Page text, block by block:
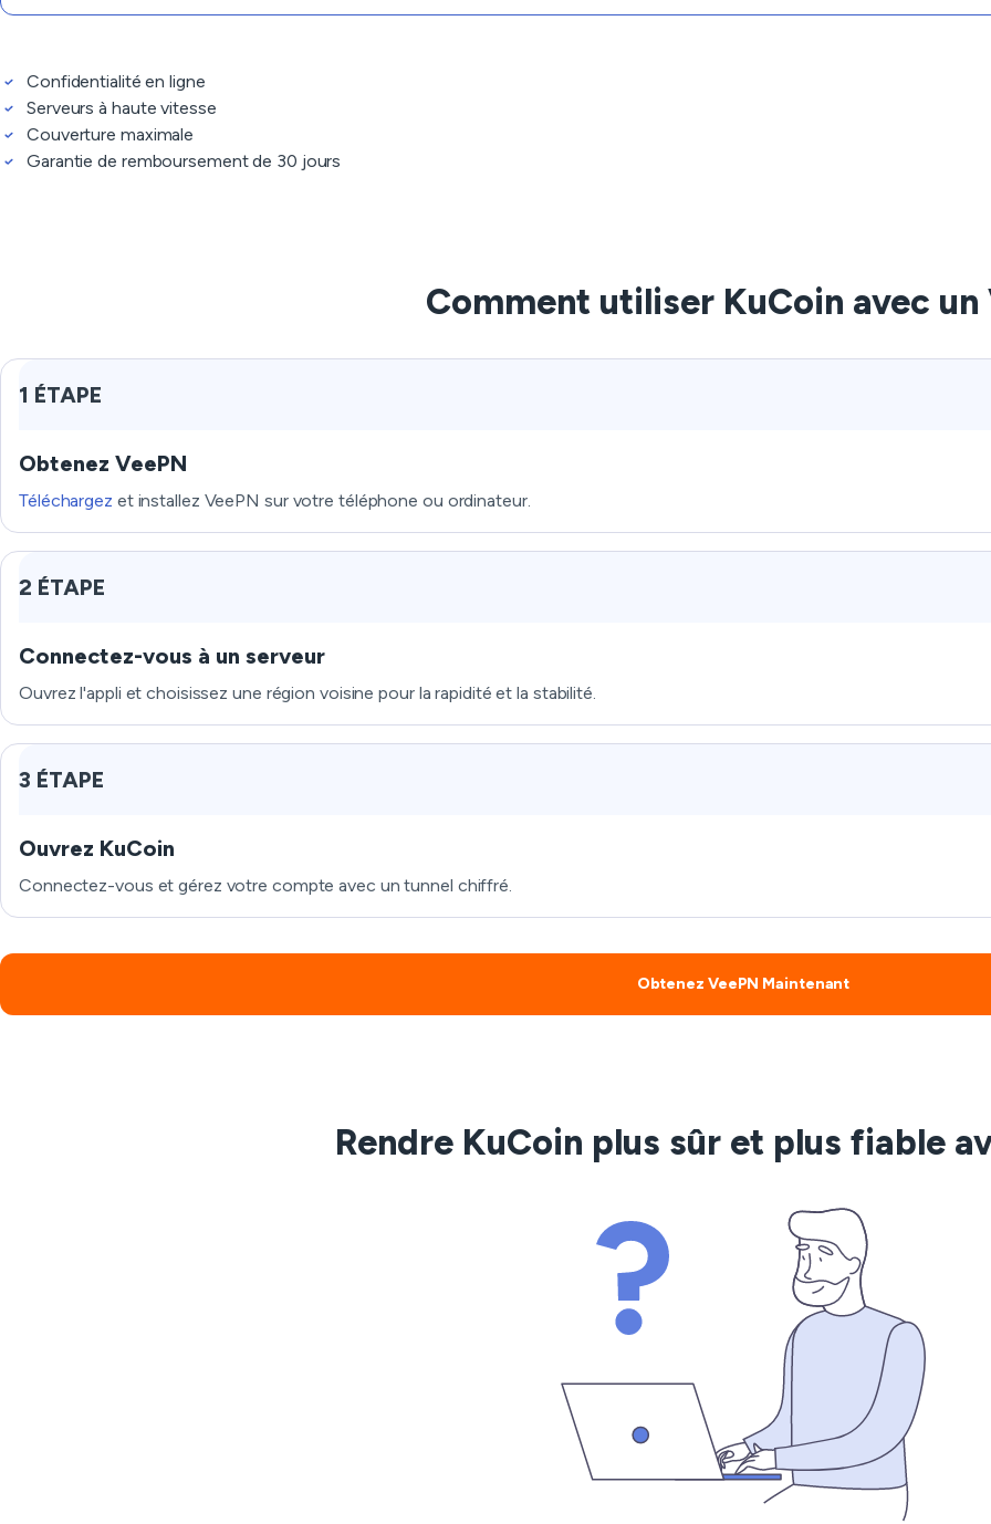
Confidentialité en ligne
Serveurs à haute vitesse
Couverture maximale
Garantie de remboursement de 30 jours
Comment utiliser KuCoin avec un
1 ÉTAPE
Obtenez VeePN
Téléchargez et installez VeePN sur votre téléphone ou ordinateur.
2 ÉTAPE
Connectez-vous à un serveur
Ouvrez l'appli et choisissez une région voisine pour la rapidité et la stabilité.
3 ÉTAPE
Ouvrez KuCoin
Connectez-vous et gérez votre compte avec un tunnel chiffré.
Obtenez VeePN Maintenant
Rendre KuCoin plus sûr et plus fiable